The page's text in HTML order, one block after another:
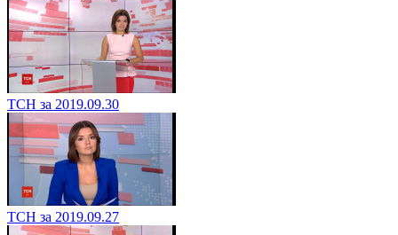
ТСН за 2019.09.30
ТСН за 2019.09.27